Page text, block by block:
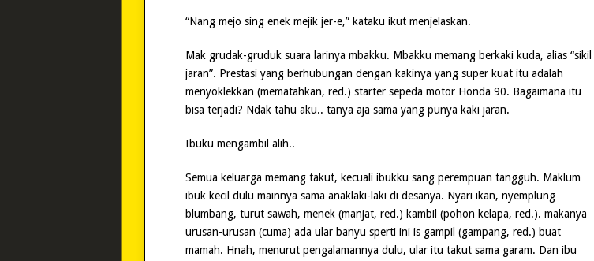
“Nang mejo sing enek mejik jer-e,” kataku ikut menjelaskan.
Mak grudak-gruduk suara larinya mbakku. Mbakku memang berkaki kuda, alias “sikil
jaran”. Prestasi yang berhubungan dengan kakinya yang super kuat itu adalah
menyoklekkan (mematahkan, red.) starter sepeda motor Honda 90. Bagaimana itu
bisa terjadi? Ndak tahu aku.. tanya aja sama yang punya kaki jaran.
Ibuku mengambil alih..
Semua keluarga memang takut, kecuali ibukku sang perempuan tangguh. Maklum
ibuk kecil dulu mainnya sama anaklaki-laki di desanya. Nyari ikan, nyemplung
blumbang, turut sawah, menek (manjat, red.) kambil (pohon kelapa, red.). makanya
urusan-urusan (cuma) ada ular banyu sperti ini is gampil (gampang, red.) buat
mamah. Hnah, menurut pengalamannya dulu, ular itu takut sama garam. Dan ibu